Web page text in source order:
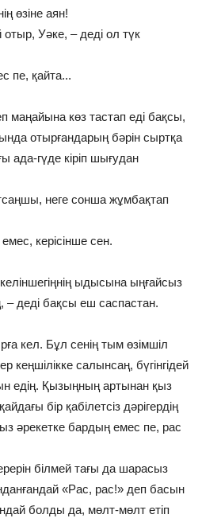
өзіне аян!
Уәке, – деді ол түк
пе, қайта...
маңайына көз тастап еді бақсы,
отырғандарың бәрін сыртқа
ада-гүде кіріп шығудан
неге сонша жұмбақтап
керісінше сен.
ыдысына ыңғайсыз
– деді бақсы еш саспастан.
кел. Бұл сенің тым өзімшіл
кеңшілікке салынсаң, бүгінгідей
едің. Қызыңның артынан қыз
бір қабілетсіз дәрігердің
әрекетке бардың емес пе, рас
білмей тағы да шарасыз
«Рас, рас!» деп басын
болды да, мөлт-мөлт етіп